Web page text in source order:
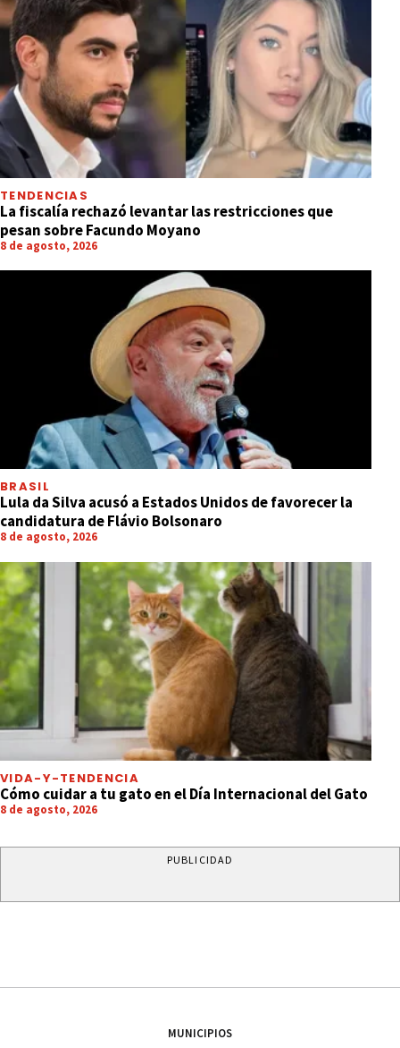
TENDENCIAS
La fiscalía rechazó levantar las restricciones que
pesan sobre Facundo Moyano
8 de agosto, 2026
BRASIL
Lula da Silva acusó a Estados Unidos de favorecer la
candidatura de Flávio Bolsonaro
8 de agosto, 2026
VIDA-Y-TENDENCIA
Cómo cuidar a tu gato en el Día Internacional del Gato
8 de agosto, 2026
PUBLICIDAD
MUNICIPIOS